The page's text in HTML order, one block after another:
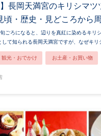
】長岡天満宮のキリシマ
頃・歴史・見どころから
ごろになると、辺りを真紅に染めるキリ
して知られる長岡天満宮ですが、なぜキ
観光・おでかけ お土産・お買い物